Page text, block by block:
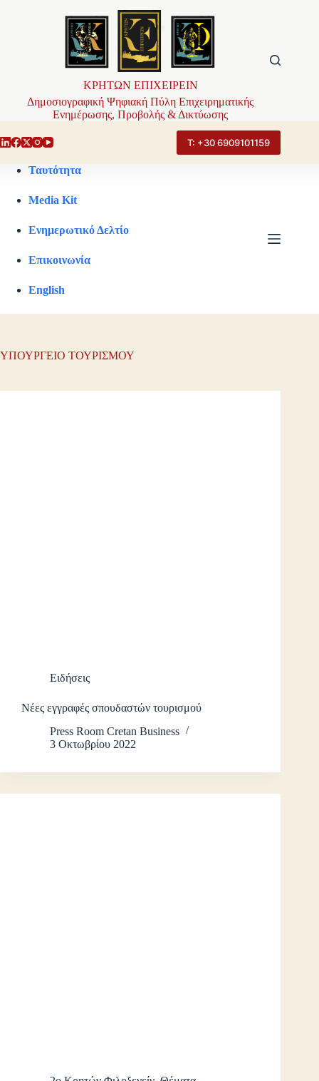
ΚΡΗΤΩΝ ΕΠΙΧΕΙΡΕΙΝ
Δημοσιογραφική Ψηφιακή Πύλη Επιχειρηματικής
Ενημέρωσης, Προβολής & Δικτύωσης
Τ: +30 6909101159
Ταυτότητα
Media Kit
Ενημερωτικό Δελτίο
Επικοινωνία
English
ΥΠΟΥΡΓΕΙΟ ΤΟΥΡΙΣΜΟΥ
Ειδήσεις
Νέες εγγραφές σπουδαστών τουρισμού
Press Room Cretan Business
3 Οκτωβρίου 2022